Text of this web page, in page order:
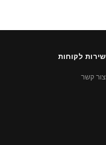
שירות לקוחות
צור קשר